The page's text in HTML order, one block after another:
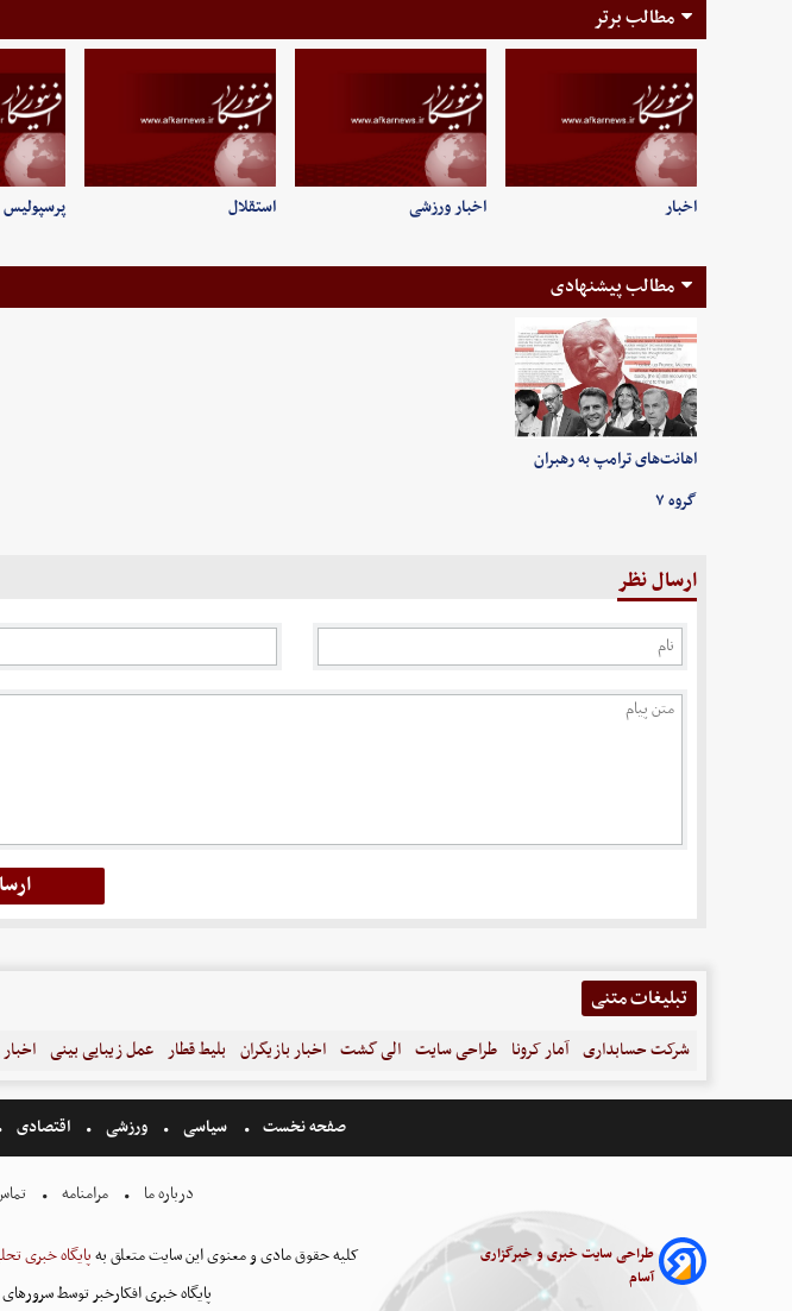
مطالب برتر
اخبار اخبار ورزشی استقلال پرسپولیس
مطالب پیشنهادی
اهانت‌های ترامپ به رهبران
گروه ۷
ارسال نظر
تبلیغات متنی
شرکت حسابداری آمار کرونا طراحی سایت الی گشت اخبار بازیگران بلیط قطار عمل زیبایی بینی
صفحه نخست سیاسی ورزشی اقتصادی
درباره ما مرامنامه
طراحی سایت خبری و خبرگزاری
آسام
کلیه حقوق مادی و معنوی این سایت متعلق بهپایگاه خبری
پایگاه خبری افکارخبر توسط